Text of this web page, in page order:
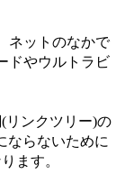
ネットのなかで
ドやウルトラビ
リンクツリー)の
ならないために
ます。